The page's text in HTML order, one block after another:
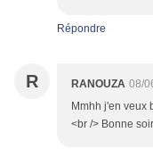
Répondre
R RANOUZA 08/
Mmhh j'en veux
<br /> Bonne